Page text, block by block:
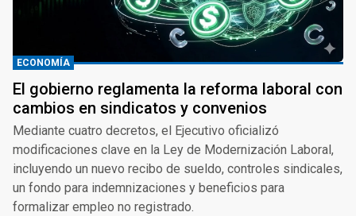
ECONOMÍA
El gobierno reglamenta la reforma laboral con
cambios en sindicatos y convenios
Mediante cuatro decretos, el Ejecutivo oficializó
modificaciones clave en la Ley de Modernización Laboral,
incluyendo un nuevo recibo de sueldo, controles sindicales,
un fondo para indemnizaciones y beneficios para
formalizar empleo no registrado.